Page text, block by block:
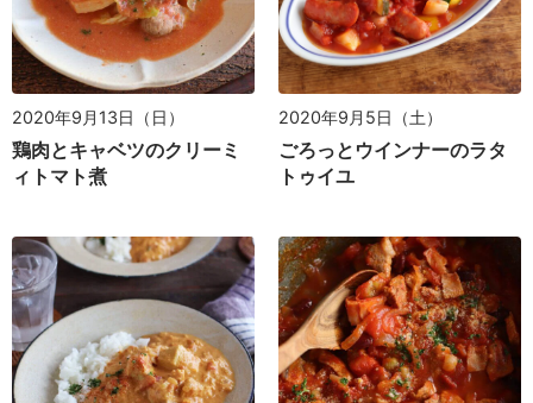
2020年9月13日（日）
鶏肉とキャベツのクリーミ
ィトマト煮
2020年9月5日（土）
ごろっとウインナーのラタ
トゥイユ